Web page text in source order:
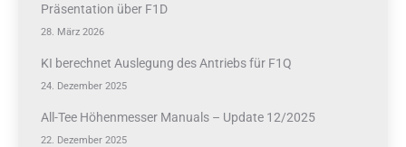
Präsentation über F1D
28. März 2026
KI berechnet Auslegung des Antriebs für F1Q
24. Dezember 2025
All-Tee Höhenmesser Manuals – Update 12/2025
22. Dezember 2025